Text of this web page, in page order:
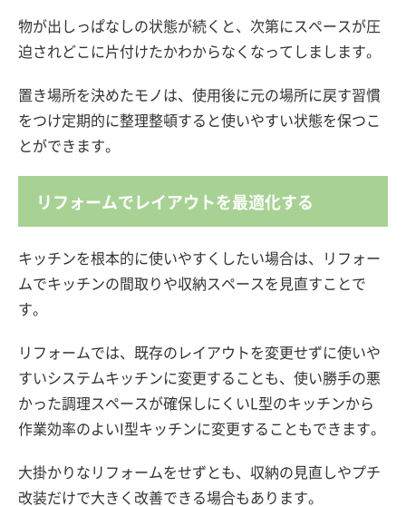
物が出しっぱなしの状態が続くと、次第にスペースが圧
迫されどこに片付けたかわからなくなってしまします。
置き場所を決めたモノは、使用後に元の場所に戻す習慣
をつけ定期的に整理整頓すると使いやすい状態を保つこ
とができます。
リフォームでレイアウトを最適化する
キッチンを根本的に使いやすくしたい場合は、リフォー
ムでキッチンの間取りや収納スペースを見直すことで
す。
リフォームでは、既存のレイアウトを変更せずに使いや
すいシステムキッチンに変更することも、使い勝手の悪
かった調理スペースが確保しにくいL型のキッチンから
作業効率のよいI型キッチンに変更することもできます。
大掛かりなリフォームをせずとも、収納の見直しやプチ
改装だけで大きく改善できる場合もあります。